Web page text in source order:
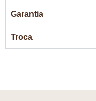
Garantia
Troca